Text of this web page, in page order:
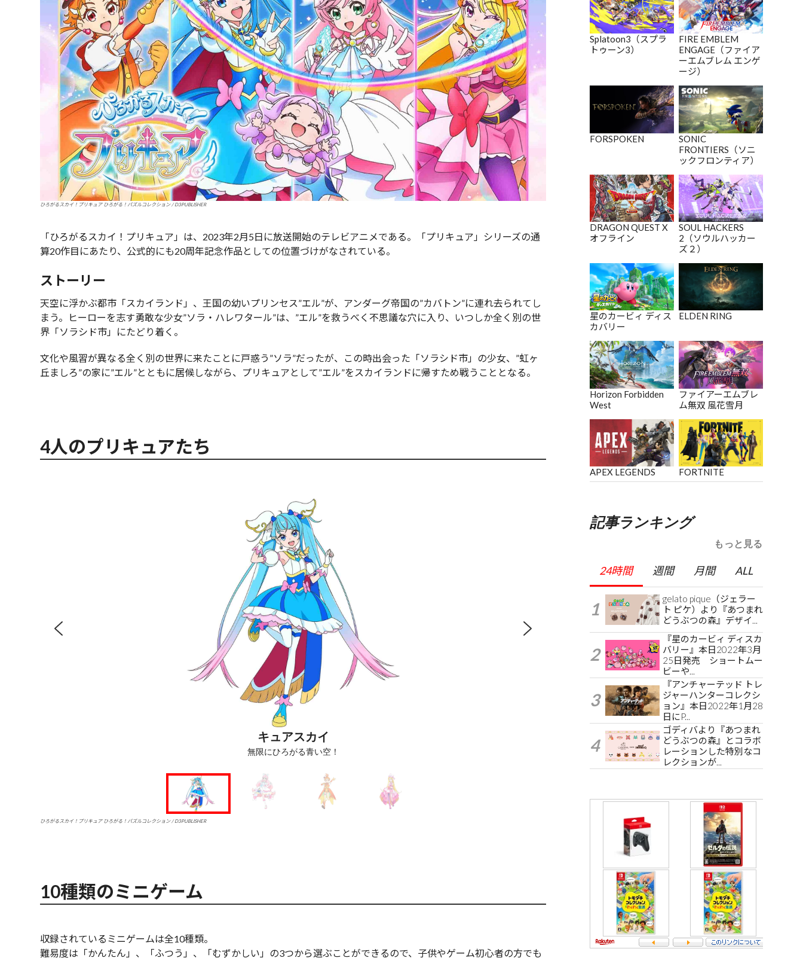
ひろがるスカイ！プリキュア ひろがる！パズルコレクション / D3PUBLISHER
「ひろがるスカイ！プリキュア」は、2023年2月5日に放送開始のテレビアニメである。「プリキュア」シリーズの通
算20作目にあたり、公式的にも20周年記念作品としての位置づけがなされている。
ストーリー
天空に浮かぶ都市「スカイランド」、王国の幼いプリンセス”エル”が、アンダーグ帝国の”カバトン”に連れ去られてし
まう。ヒーローを志す勇敢な少女”ソラ・ハレワタール”は、”エル”を救うべく不思議な穴に入り、いつしか全く別の世
界「ソラシド市」にたどり着く。
文化や風習が異なる全く別の世界に来たことに戸惑う”ソラ”だったが、この時出会った「ソラシド市」の少女、”虹ヶ
丘ましろ”の家に”エル”とともに居候しながら、プリキュアとして”エル”をスカイランドに帰すため戦うこととなる。
4人のプリキュアたち
キュアスカイ
無限にひろがる青い空！
ひろがるスカイ！プリキュア ひろがる！パズルコレクション / D3PUBLISHER
10種類のミニゲーム
収録されているミニゲームは全10種類。
難易度は「かんたん」、「ふつう」、「むずかしい」の3つから選ぶことができるので、子供やゲーム初心者の方でも
Splatoon3（スプラ
トゥーン3）
FIRE EMBLEM
ENGAGE（ファイア
ーエムブレム エンゲ
ージ）
FORSPOKEN
SONIC
FRONTIERS（ソニ
ックフロンティア）
DRAGON QUEST X
オフライン
SOUL HACKERS
2（ソウルハッカー
ズ２）
星のカービィ ディス
カバリー
ELDEN RING
Horizon Forbidden
West
ファイアーエムブレ
ム無双 風花雪月
APEX LEGENDS FORTNITE
記事ランキング
もっと見る
24時間 週間 月間 ALL
gelato pique（ジェラー
ト ピケ）より『あつまれ
どうぶつの森』デザイ...
『星のカービィ ディスカ
バリー』本日2022年3月
25日発売 ショートムー
ビーや...
『アンチャーテッド トレ
ジャーハンターコレクシ
ョン』本日2022年1月28
日にP...
ゴディバより『あつまれ
どうぶつの森』とコラボ
レーションした特別なコ
レクションが...